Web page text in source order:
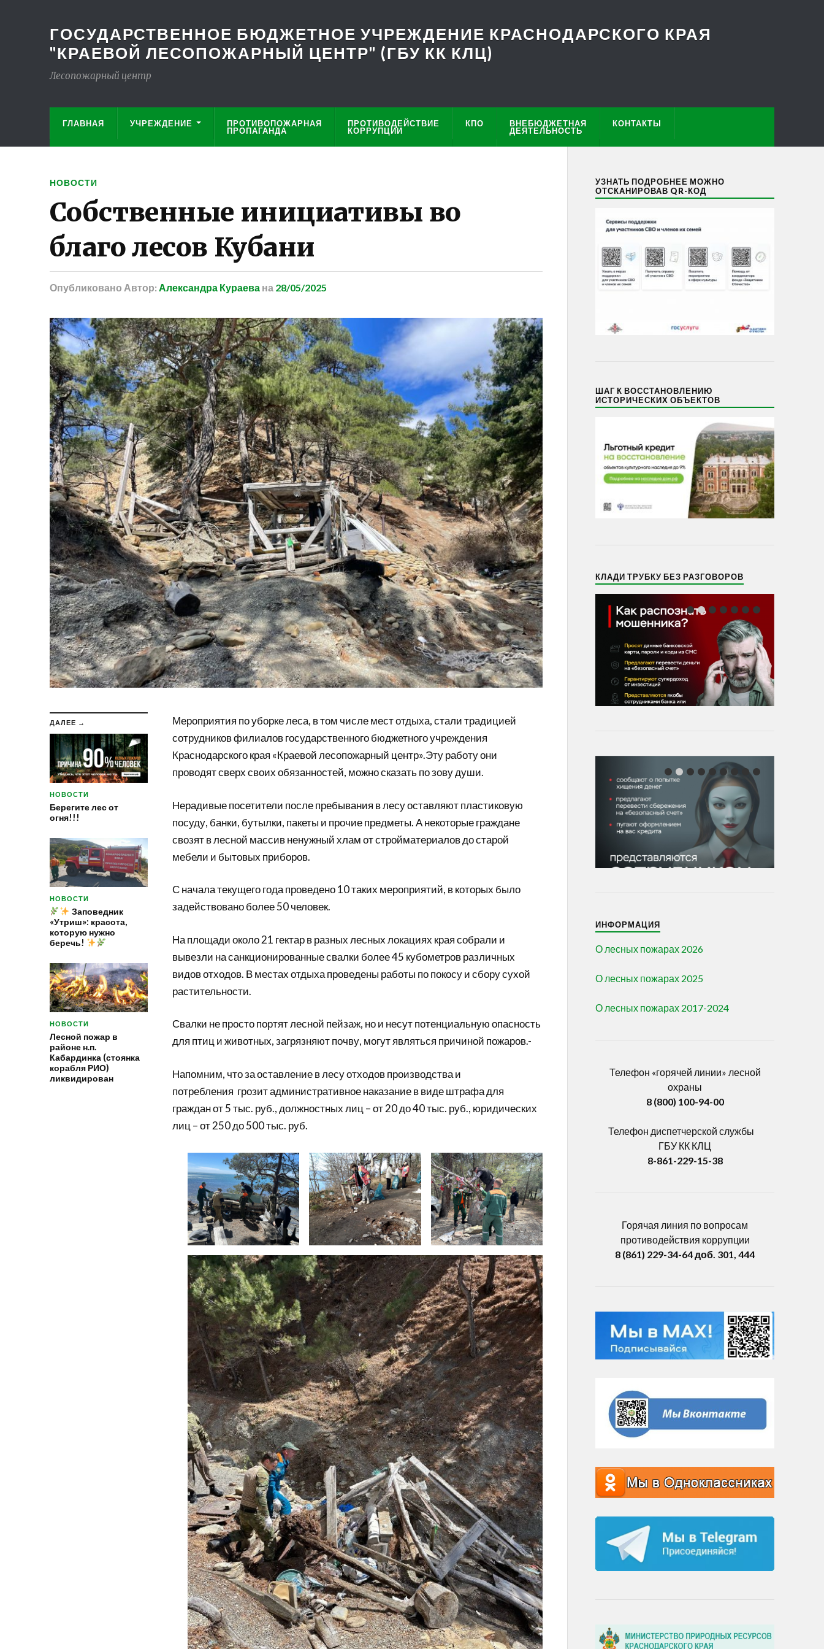
ГОСУДАРСТВЕННОЕ БЮДЖЕТНОЕ УЧРЕЖДЕНИЕ КРАСНОДАРСКОГО КРАЯ
"КРАЕВОЙ ЛЕСОПОЖАРНЫЙ ЦЕНТР" (ГБУ КК КЛЦ)
Лесопожарный центр
ГЛАВНАЯ УЧРЕЖДЕНИЕ ПРОТИВОПОЖАРНАЯ
ПРОПАГАНДА
ПРОТИВОДЕЙСТВИЕ
КОРРУПЦИИ
КПО ВНЕБЮДЖЕТНАЯ
ДЕЯТЕЛЬНОСТЬ
КОНТАКТЫ
НОВОСТИ
Собственные инициативы во
благо лесов Кубани
Опубликовано Автор: Александра Кураева на 28/05/2025
ДАЛЕЕ →
НОВОСТИ
Берегите лес от
огня!!!
НОВОСТИ
Заповедник
«Утриш»: красота,
которую нужно
беречь!
НОВОСТИ
Лесной пожар в
районе н.п.
Кабардинка (стоянка
корабля РИО)
ликвидирован
Мероприятия по уборке леса, в том числе мест отдыха, стали традицией
сотрудников филиалов государственного бюджетного учреждения
Краснодарского края «Краевой лесопожарный центр».Эту работу они
проводят сверх своих обязанностей, можно сказать по зову души.
Нерадивые посетители после пребывания в лесу оставляют пластиковую
посуду, банки, бутылки, пакеты и прочие предметы. А некоторые граждане
свозят в лесной массив ненужный хлам от стройматериалов до старой
мебели и бытовых приборов.
С начала текущего года проведено 10 таких мероприятий, в которых было
задействовано более 50 человек.
На площади около 21 гектар в разных лесных локациях края собрали и
вывезли на санкционированные свалки более 45 кубометров различных
видов отходов. В местах отдыха проведены работы по покосу и сбору сухой
растительности.
Свалки не просто портят лесной пейзаж, но и несут потенциальную опасность
для птиц и животных, загрязняют почву, могут являться причиной пожаров.-
Напомним, что за оставление в лесу отходов производства и
потребления грозит административное наказание в виде штрафа для
граждан от 5 тыс. руб., должностных лиц – от 20 до 40 тыс. руб., юридических
лиц – от 250 до 500 тыс. руб.
УЗНАТЬ ПОДРОБНЕЕ МОЖНО
ОТСКАНИРОВАВ QR-КОД
ШАГ К ВОССТАНОВЛЕНИЮ
ИСТОРИЧЕСКИХ ОБЪЕКТОВ
КЛАДИ ТРУБКУ БЕЗ РАЗГОВОРОВ
ИНФОРМАЦИЯ
О лесных пожарах 2026
О лесных пожарах 2025
О лесных пожарах 2017-2024
Телефон «горячей линии» лесной
охраны
8 (800) 100-94-00
Телефон диспетчерской службы
ГБУ КК КЛЦ
8-861-229-15-38
Горячая линия по вопросам
противодействия коррупции
8 (861) 229-34-64доб. 301, 444